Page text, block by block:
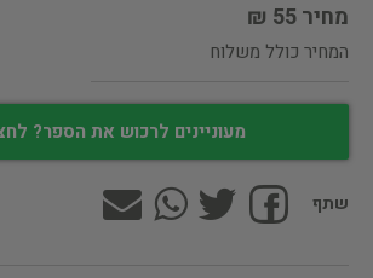
מחיר 55 ₪
המחיר כולל משלוח
מעוניינים לרכוש את הספר?
שתף